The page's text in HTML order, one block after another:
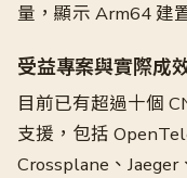
量，顯示 Arm64 建
受益專案與實際成
目前已有超過十個
支援，包括
Crossplane、Jaeger